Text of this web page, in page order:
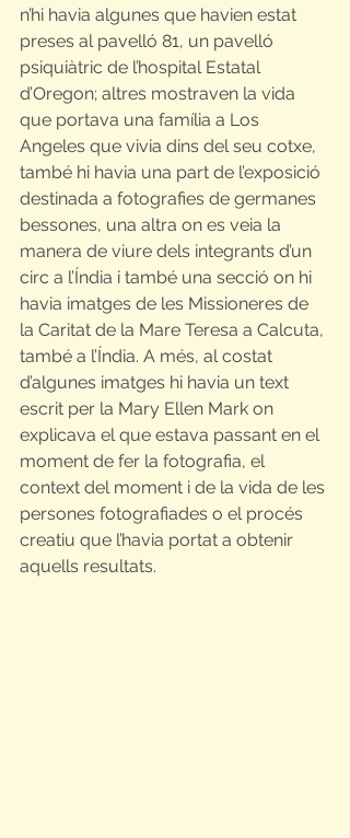
n’hi havia algunes que havien estat
preses al pavelló 81, un pavelló
psiquiàtric de l’hospital Estatal
d’Oregon; altres mostraven la vida
que portava una família a Los
Angeles que vivia dins del seu cotxe,
també hi havia una part de l’exposició
destinada a fotografies de germanes
bessones, una altra on es veia la
manera de viure dels integrants d’un
circ a l’Índia i també una secció on hi
havia imatges de les Missioneres de
la Caritat de la Mare Teresa a Calcuta,
també a l’Índia. A més, al costat
d’algunes imatges hi havia un text
escrit per la Mary Ellen Mark on
explicava el que estava passant en el
moment de fer la fotografia, el
context del moment i de la vida de les
persones fotografiades o el procés
creatiu que l’havia portat a obtenir
aquells resultats.